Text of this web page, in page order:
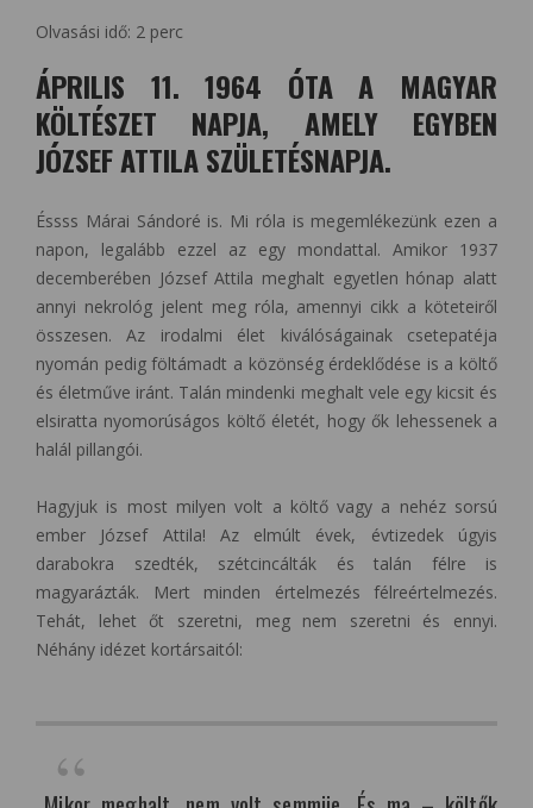
Olvasási idő: 2 perc
ÁPRILIS 11. 1964 ÓTA A MAGYAR
KÖLTÉSZET NAPJA, AMELY EGYBEN
JÓZSEF ATTILA SZÜLETÉSNAPJA.
Éssss Márai Sándoré is. Mi róla is megemlékezünk ezen a
napon, legalább ezzel az egy mondattal. Amikor 1937
decemberében József Attila meghalt egyetlen hónap alatt
annyi nekrológ jelent meg róla, amennyi cikk a köteteiről
összesen. Az irodalmi élet kiválóságainak csetepatéja
nyomán pedig föltámadt a közönség érdeklődése is a költő
és életműve iránt. Talán mindenki meghalt vele egy kicsit és
elsiratta nyomorúságos költő életét, hogy ők lehessenek a
halál pillangói.
Hagyjuk is most milyen volt a költő vagy a nehéz sorsú
ember József Attila! Az elmúlt évek, évtizedek úgyis
darabokra szedték, szétcincálták és talán félre is
magyarázták. Mert minden értelmezés félreértelmezés.
Tehát, lehet őt szeretni, meg nem szeretni és ennyi.
Néhány idézet kortársaitól: